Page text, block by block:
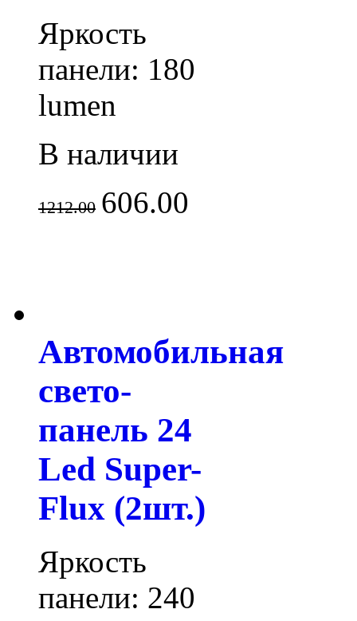
Яркость
панели: 180
lumen
В наличии
1212.00 606.00
Автомобильная
свето-
панель 24
Led Super-
Flux (2шт.)
Яркость
панели: 240